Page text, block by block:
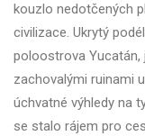
kouzlo nedotčených
civilizace. Ukrytý
poloostrova Yucatán,
zachovalými ruinami
úchvatné výhledy na
se stalo rájem pro